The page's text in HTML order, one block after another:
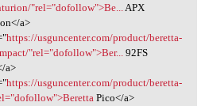
"rel="dofollow">Be...APX
a>
https://usguncenter.com/product/beretta-
"rel="dofollow">Ber...92FS
a>
https://usguncenter.com/product/beretta-
Pico</a>